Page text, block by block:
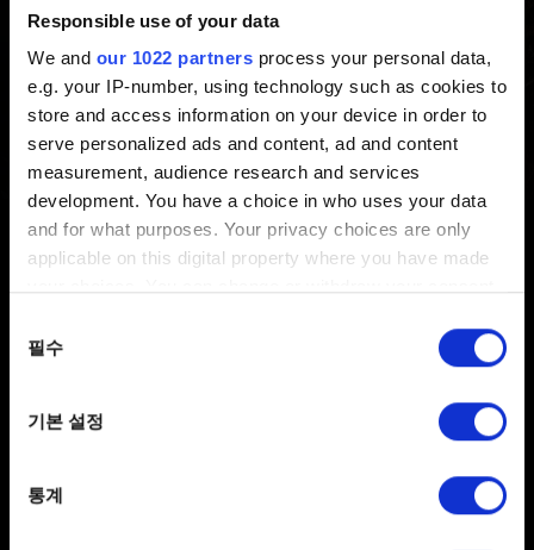
Responsible use of your data
We and our 1022 partners process your personal data,
e.g. your IP-number, using technology such as cookies to
store and access information on your device in order to
serve personalized ads and content, ad and content
measurement, audience research and services
development. You have a choice in who uses your data
and for what purposes. Your privacy choices are only
applicable on this digital property where you have made
the Privacy trigger icon.
Collect information about your geographical
Identify your device by actively scanning it for
선택
필수
기본 설정
통계
방법
최신 5 년 전 갱신 3 년 전
수령할 수 있는 보상에 관한 자세한 정보와 등록 방법은
www.thewitcher.com/my-rewards를 참고하세요